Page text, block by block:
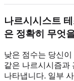
나르시시스트
은 정확히 무엇
낮은 점수는 당신
같은 나르시시즘과
나타냅니다. 일부